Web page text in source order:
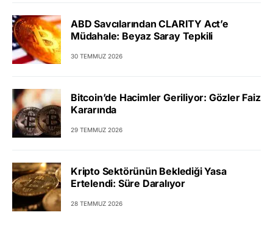
ABD Savcılarından CLARITY Act’e
Müdahale: Beyaz Saray Tepkili
30 TEMMUZ 2026
Bitcoin’de Hacimler Geriliyor: Gözler Faiz
Kararında
29 TEMMUZ 2026
Kripto Sektörünün Beklediği Yasa
Ertelendi: Süre Daralıyor
28 TEMMUZ 2026